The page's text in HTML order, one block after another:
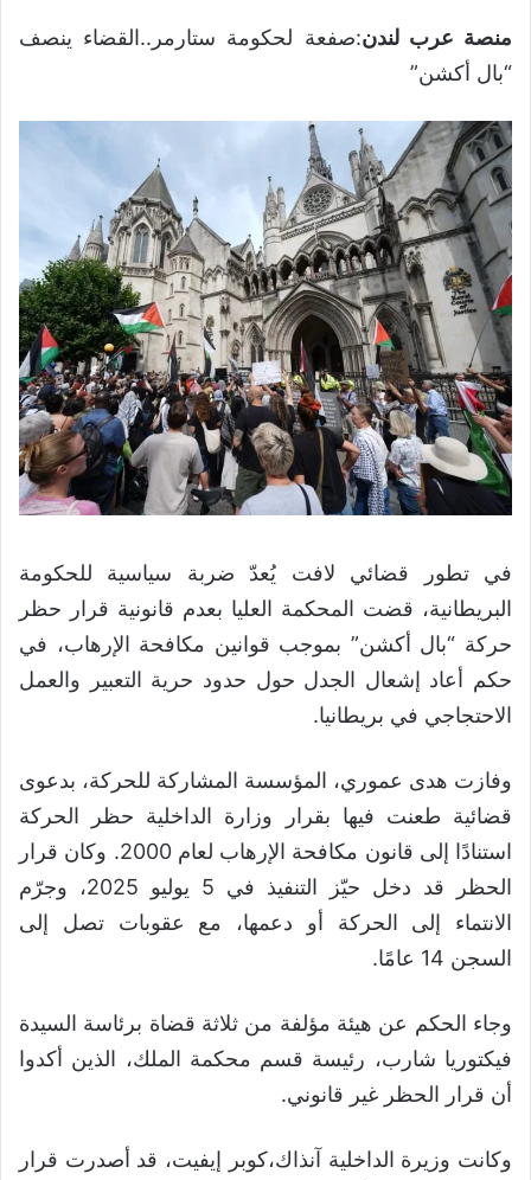
منصة عرب لندن:صفعة لحكومة ستارمر..القضاء ينصف
“بال أكشن”
في تطور قضائي لافت يُعدّ ضربة سياسية للحكومة
البريطانية، قضت المحكمة العليا بعدم قانونية قرار حظر
حركة “بال أكشن” بموجب قوانين مكافحة الإرهاب، في
حكم أعاد إشعال الجدل حول حدود حرية التعبير والعمل
الاحتجاجي في بريطانيا.
وفازت هدى عموري، المؤسسة المشاركة للحركة، بدعوى
قضائية طعنت فيها بقرار وزارة الداخلية حظر الحركة
استنادًا إلى قانون مكافحة الإرهاب لعام 2000. وكان قرار
الحظر قد دخل حيّز التنفيذ في 5 يوليو 2025، وجرّم
الانتماء إلى الحركة أو دعمها، مع عقوبات تصل إلى
السجن 14 عامًا.
وجاء الحكم عن هيئة مؤلفة من ثلاثة قضاة برئاسة السيدة
فيكتوريا شارب، رئيسة قسم محكمة الملك، الذين أكدوا
أن قرار الحظر غير قانوني.
وكانت وزيرة الداخلية آنذاك،كوبر إيفيت، قد أصدرت قرار